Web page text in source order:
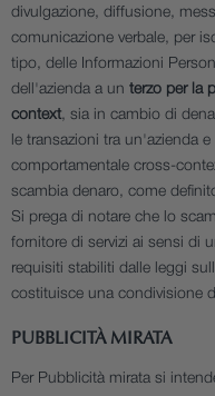
divulgazione, diffusione,
comunicazione verbale, per
tipo, delle Informazioni
dell'azienda a un terzo per la
context, sia in cambio di
le transazioni tra un'azienda
comportamentale cross-
scambia denaro, come
Si prega di notare che lo
fornitore di servizi ai sensi di
requisiti stabiliti dalle leggi
costituisce una condivisione
PUBBLICITÀ MIRATA
Per Pubblicità mirata si